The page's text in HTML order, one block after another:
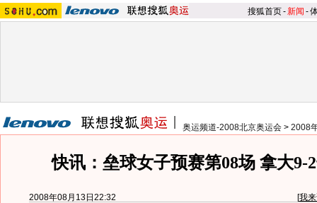
搜狐首页-新闻 -
奥运频道-2008北京奥运会 > 2008
快讯：垒球女子预赛第08场 拿大9-
2008年08月13日22:32 [我